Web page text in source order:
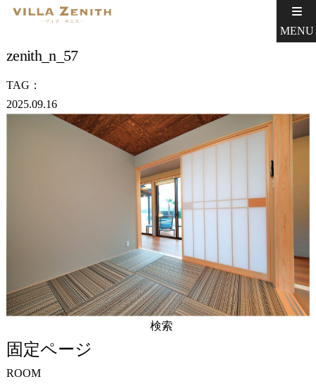
MENU
zenith_n_57
TAG：
2025.09.16
索:
固定ページ
ROOM